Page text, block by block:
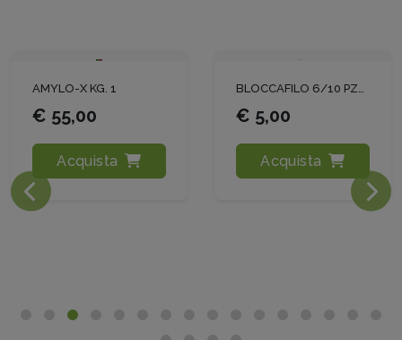
€ 5,00
Acquista
ENVITA SC LT1
€ 31,00
Acquista